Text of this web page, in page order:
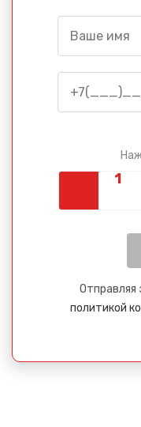
Отправляя
политикой